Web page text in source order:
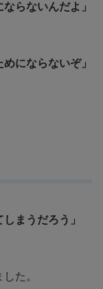
らないんだよ」
にならないぞ」
まうだろう」
た。